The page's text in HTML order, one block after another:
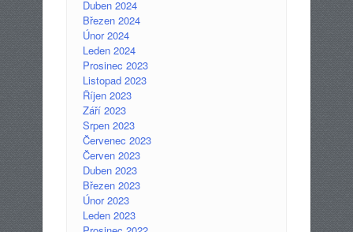
Duben 2024
Březen 2024
Únor 2024
Leden 2024
Prosinec 2023
Listopad 2023
Říjen 2023
Září 2023
Srpen 2023
Červenec 2023
Červen 2023
Duben 2023
Březen 2023
Únor 2023
Leden 2023